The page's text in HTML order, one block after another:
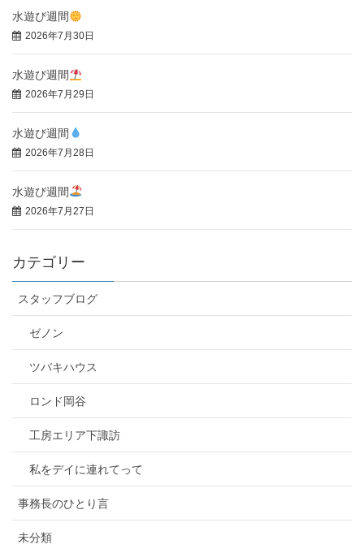
水遊び週間
2026年7月30日
水遊び週間
2026年7月29日
水遊び週間
2026年7月28日
水遊び週間
2026年7月27日
カテゴリー
スタッフブログ
ゼノン
ツバキハウス
ロンド岡谷
工房エリア下諏訪
私をデイに連れてって
事務長のひとり言
未分類